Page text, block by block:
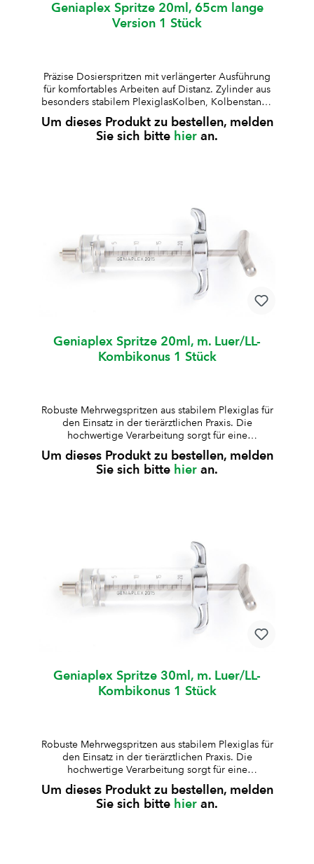
Geniaplex Spritze 20ml, 65cm lange
Version 1 Stück
Präzise Dosierspritzen mit verlängerter Ausführung
für komfortables Arbeiten auf Distanz. Zylinder aus
besonders stabilem PlexiglasKolben, Kolbenstange
und Griff aus rostfreiem Stahl, Deckel
verchromtDosis-Einstellschraube über dem
Deckelverschliessbare Sicherungsschraube für
Art.-Nr. W009045)
Um dieses Produkt zu bestellen, melden
Sie sich bitte hier an.
Geniaplex Spritze 20ml, m. Luer/LL-
Kombikonus 1 Stück
Robuste Mehrwegspritzen aus stabilem Plexiglas für
den Einsatz in der tierärztlichen Praxis. Die
hochwertige Verarbeitung sorgt für eine
zuverlässige Anwendung und lange Lebensdauer.
aus besonders stabilem Plexiglas gefertigtKolben,
Kolbenstange und Griff aus rostfreiem Stahl, Deckel
KolbenringGraduierungHubW008654Standard10
mlW0086550.5 mlzentralW006795Standard20
mlW0090451 mlexcentrischW008756kurz30
mlW0087882 mlexcentrischW007637kurz50
mlW0087352 mlexcentrischW008736lang100
mlW0087352 mlexcentrischW008638Standard200
mlW0086115 mlexcentrisch
Um dieses Produkt zu bestellen, melden
Sie sich bitte hier an.
Geniaplex Spritze 30ml, m. Luer/LL-
Kombikonus 1 Stück
Robuste Mehrwegspritzen aus stabilem Plexiglas für
den Einsatz in der tierärztlichen Praxis. Die
hochwertige Verarbeitung sorgt für eine
zuverlässige Anwendung und lange Lebensdauer.
aus besonders stabilem Plexiglas gefertigtKolben,
Kolbenstange und Griff aus rostfreiem Stahl, Deckel
Um dieses Produkt zu bestellen, melden
Sie sich bitte hier an.